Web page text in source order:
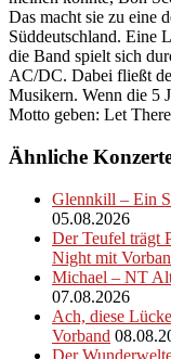
Das macht sie zu eine
Süddeutschland.
die Band spielt sich
AC/DC. Dabei fließt
Musikern. Wenn die 5
Motto geben: Let
Ähnliche
Glennkill – Ein
05.08.2026
Der Teufel trägt
Night mit
Michael – NT
07.08.2026
Ach, diese
Vorband
Der